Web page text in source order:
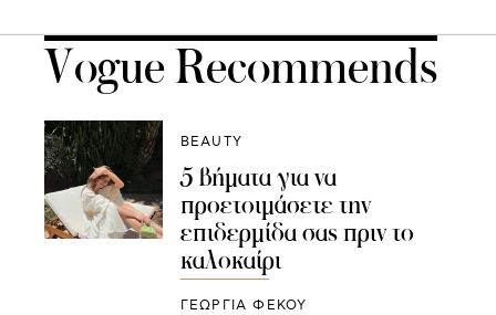
Vogue Recommends
BEAUTY
5 βήματα για να
προετοιμάσετε την
επιδερμίδα σας πριν το
καλοκαίρι
ΓΕΩΡΓΙΑ ΦΕΚΟΥ